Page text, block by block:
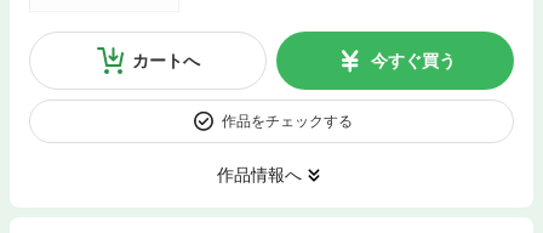
カートへ 今すぐ買う
作品をチェックする
作品情報へ